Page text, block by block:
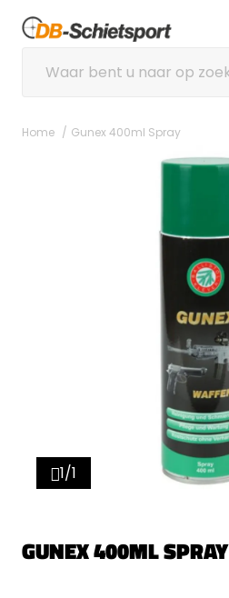
Home Gunex 400ml Spray
1/1
GUNEX 400ML SPRAY